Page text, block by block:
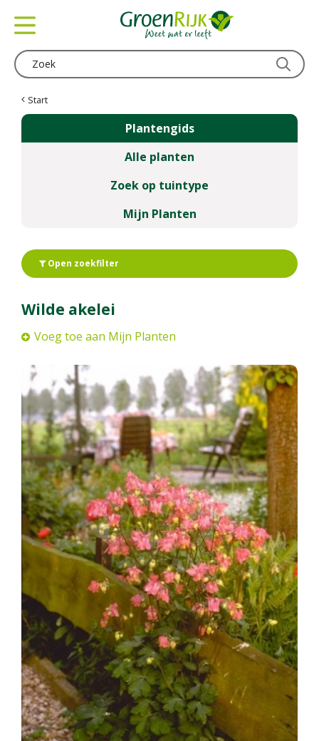
Start
Plantengids
Alle planten
Zoek op tuintype
Mijn Planten
Open zoekfilter
Wilde akelei
Voeg toe aan Mijn Planten